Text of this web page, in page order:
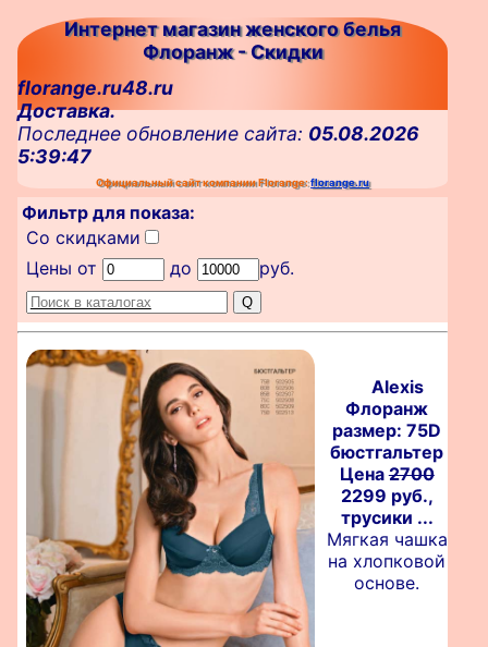
Интернет магазин женского белья
Флоранж - Скидки
florange.ru48.ru
Доставка.
Последнее обновление сайта: 05.08.2026
5:39:47
Официальный сайт компании Florange:florange.ru
Фильтр для показа:
Со скидками
Цены от
до руб.
Alexis
Флоранж
размер: 75D
бюстгальтер
Цена2700
2299 руб.,
трусики ...
Мягкая чашка
на хлопковой
основе.